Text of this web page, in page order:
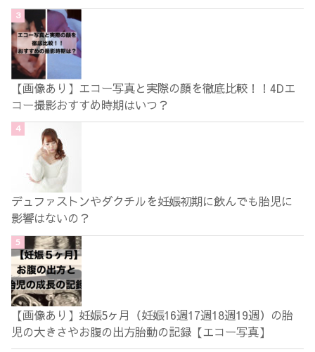
【画像あり】エコー写真と実際の顔を徹底比較！！4Dエ
コー撮影おすすめ時期はいつ？
デュファストンやダクチルを妊娠初期に飲んでも胎児に
影響はないの？
【画像あり】妊娠5ヶ月（妊娠16週17週18週19週）の胎
児の大きさやお腹の出方胎動の記録【エコー写真】